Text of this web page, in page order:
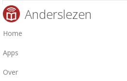
Anderslezen
Home
Apps
Over